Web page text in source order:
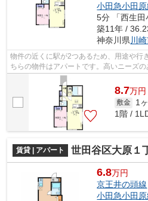
小田急小田原
5分 「西生
築11年 /
神奈川県 川
物件の近くに駅が2つあるため、用途や行
ちらの物件はアパートです。高いニーズ
社スタッフが地域の賃貸情報をご提供い...
8.7万円
敷金 1
1階 /
賃貸 | アパート 世田谷区大原１
6.8万円
京王井の頭線
小田急小田原